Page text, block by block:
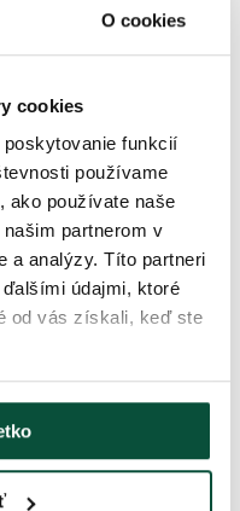
O cookies
cookies
funkcií
používame
ako používate naše
partnerom v
a analýzy. Títo partneri
údajmi, ktoré
od vás získali, keď ste